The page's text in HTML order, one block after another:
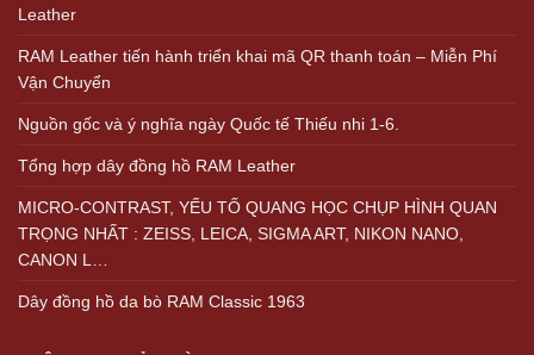
Leather
RAM Leather tiến hành triển khai mã QR thanh toán – Miễn Phí
Vận Chuyển
Nguồn gốc và ý nghĩa ngày Quốc tế Thiếu nhi 1-6.
Tổng hợp dây đồng hồ RAM Leather
MICRO-CONTRAST, YẾU TỐ QUANG HỌC CHỤP HÌNH QUAN
TRỌNG NHẤT : ZEISS, LEICA, SIGMA ART, NIKON NANO,
CANON L…
Dây đồng hồ da bò RAM Classic 1963